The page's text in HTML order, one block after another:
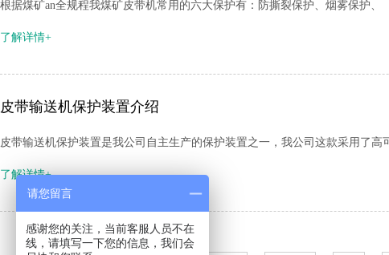
根据煤矿an全规程我煤矿皮带机常用的六大保护有：防撕裂保护、烟雾保护
了解详情+
皮带输送机保护装置介绍
皮带输送机保护装置是我公司自主生产的保护装置之一，我公司这款采用了
了解详情+
请您留言
感谢您的关注，当前客服人员不在
线，请填写一下您的信息，我们会